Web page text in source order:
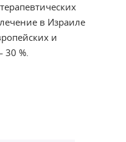
в Израиле
и
30 %.